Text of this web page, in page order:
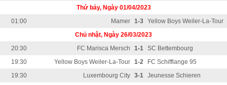
Thứ bảy, Ngày 01/04/2023
01:00
Mamer 1-3 Yellow Boys Weiler-La-Tour
Chủ nhật, Ngày 26/03/2023
20:30
FC Marisca Mersch 1-1 SC Bettembourg
19:30
Yellow Boys Weiler-La-Tour 1-2
FC Schifflange 95
19:30
Luxembourg City 3-1 Jeunesse Schieren